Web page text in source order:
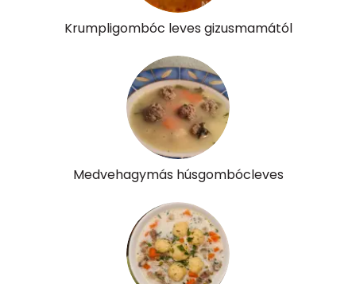
Krumpligombóc leves gizusmamától
Medvehagymás húsgombócleves